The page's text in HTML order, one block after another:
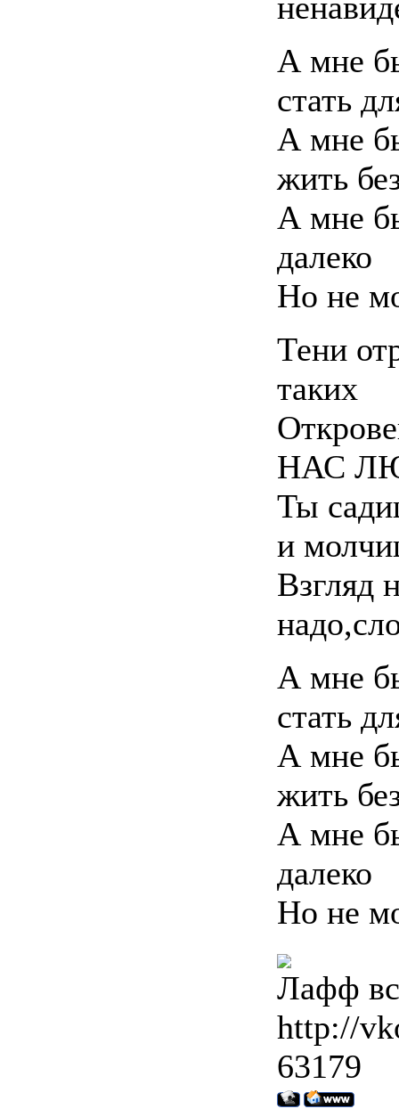
А мне
стать
А мне
жить
А мне
далеко
Но не
Тени
таких
НАС
Ты
и
Взгляд
А мне
стать
А мне
жить
А мне
далеко
Но не
Лафф
http://
63179